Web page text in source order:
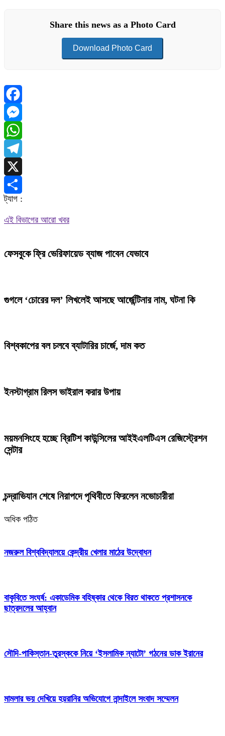
Share this news as a Photo Card
Download Photo Card
Facebook
Messenger
WhatsApp
Telegram
X
Share
ট্যাগ :
এই বিভাগের আরো খবর
ফেসবুকে ফ্রি ভেরিফায়েড ব্যাজ পাবেন যেভাবে
গুগলে ‘চোরের দল’ লিখলেই আসছে আর্জেন্টিনার নাম, ঘটনা কি
বিশ্বকাপের বল চলবে ব্যাটারির চার্জে, দাম কত
ইনস্টাগ্রাম রিলস ভাইরাল করার উপায়
ময়মনসিংহে হচ্ছে ব্রিটিশ কাউন্সিলের আইইএলটিএস রেজিস্ট্রেশন
সেন্টার
চন্দ্রাভিযান শেষে নিরাপদে পৃথিবীতে ফিরলেন নভোচারীরা
অধিক পঠিত
নজরুল বিশ্ববিদ্যালয়ে কেন্দ্রীয় খেলার মাঠের উদ্বোধন
বাকৃবিতে সংঘর্ষ: একাডেমিক বহিষ্কার থেকে বিরত থাকতে প্রশাসনকে
ছাত্রদলের আহ্বান
সৌদি-পাকিস্তান-তুরস্ককে নিয়ে ‘ইসলামিক ন্যাটো’ গঠনের ডাক ইরানের
মামলার ভয় দেখিয়ে হয়রানির অভিযোগে নান্দাইলে সংবাদ সম্মেলন